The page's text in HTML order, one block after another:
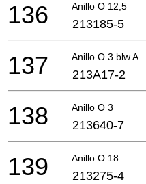
Anillo O 12,5
136 213185-5
Anillo O 3 blw A
137 213A17-2
Anillo O 3
138 213640-7
Anillo O 18
139 213275-4